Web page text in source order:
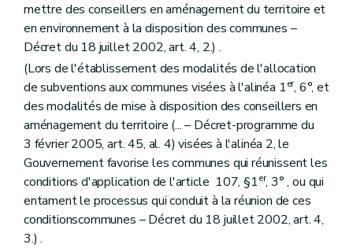
Art. 303
Art. 304
Art. 305
Art. 306
Chapitre VIII De la composition du dossier de demande de permis d'exécution de travaux techniques
Art. 307
Art. 308
Art. 309
Art. 310
Chapitre IX (De la composition de la demande de permis d'urbanisation ou de la demande de modification du permis d'urbanisation – AGW du 30 juin 2009, art. 1
Art. 311
Art. 312
Art. 313
Art. 314
Art. 315
De l'instruction des demandes de permis de bâtir et de lotir
mettre des conseillers en aménagement du territoire et
en environnement à la disposition des communes –
Décret du 18 juillet 2002, art. 4, 2.) .
(Lors de l'établissement des modalités de l'allocation
de subventions aux communes visées à l'alinéa 1er, 6°, et
des modalités de mise à disposition des conseillers en
aménagement du territoire (... – Décret-programme du
3 février 2005, art. 45, al. 4) visées à l'alinéa 2, le
Gouvernement favorise les communes qui réunissent les
conditions d'application de l'article 107, §1er, 3° , ou qui
entament le processus qui conduit à la réunion de ces
conditionscommunes – Décret du 18 juillet 2002, art. 4,
3.) .